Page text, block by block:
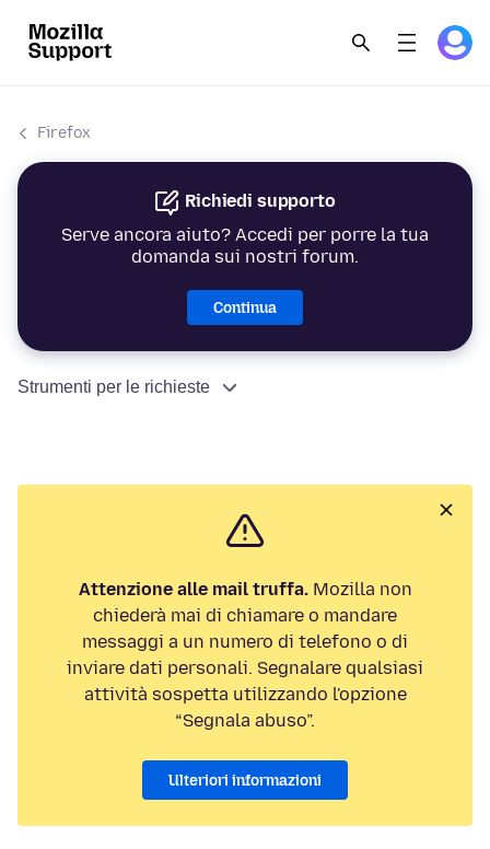
Firefox
Richiedi supporto
Serve ancora aiuto? Accedi per porre la tua
domanda sui nostri forum.
Continua
Strumenti per le richieste
Attenzione alle mail truffa.Mozilla non
chiederà mai di chiamare o mandare
messaggi a un numero di telefono o di
inviare dati personali. Segnalare qualsiasi
attività sospetta utilizzando l'opzione
“Segnala abuso”.
Ulteriori informazioni